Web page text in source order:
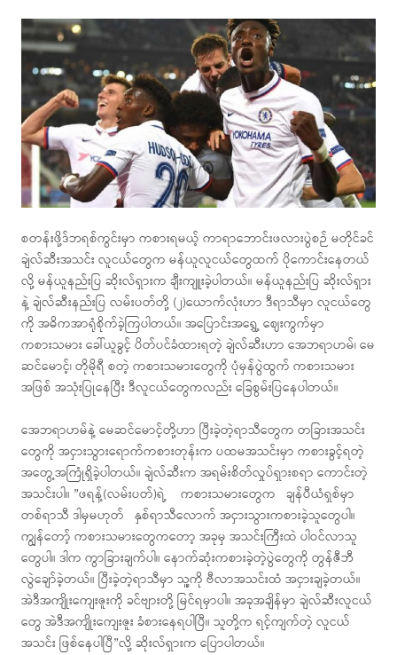
စတန်းဖို့ဒ်ဘရစ်ကွင်းမှာ ကစားရမယ့် ကာရာဘောင်းဖလားပွဲစဉ် မတိုင်ခင်
ချဲလ်ဆီးအသင်း လူငယ်တွေက မန်ယူလူငယ်တွေထက် ပိုကောင်းနေတယ်
လို့ မန်ယူနည်းပြ ဆိုးလ်ရှားက ချီးကျူးခဲ့ပါတယ်။ မန်ယူနည်းပြ ဆိုးလ်ရှား
နဲ့ ချဲလ်ဆီးနည်းပြ လမ်းပတ်တို့ (၂)ယောက်လုံးဟာ ဒီရာသီမှာ လူငယ်တွေ
ကို အဓိကအာရုံစိုက်ခဲ့ကြပါတယ်။ အပြောင်းအရွှေ့ ဈေးကွက်မှာ
ကစားသမား ခေါ်ယူခွင့် ပိတ်ပင်ခံထားရတဲ့ ချဲလ်ဆီးဟာ အေဘရာဟမ်၊ မေ
ဆင်မောင့်၊ တိုမိုရီ စတဲ့ ကစားသမားတွေကို ပုံမှန်ပွဲထွက် ကစားသမား
အဖြစ် အသုံးပြုနေပြီး ဒီလူငယ်တွေကလည်း ခြေစွမ်းပြနေပါတယ်။
အေဘရာဟမ်နဲ့ မေဆင်မောင့်တို့ဟာ ပြီးခဲ့တဲ့ရာသီတွေက တခြားအသင်း
တွေကို အငှားသွားရောက်ကစားတုန်းက ပထမအသင်းမှာ ကစားခွင့်ရတဲ့
အတွေ့အကြုံရှိခဲ့ပါတယ်။ ချဲလ်ဆီးက အရမ်းစိတ်လှုပ်ရှားစရာ ကောင်းတဲ့
အသင်းပါ။ ”ဖရန့်(လမ်းပတ်)ရဲ့ ကစားသမားတွေက ချန်ပီယံရှစ်မှာ
တစ်ရာသီ ဒါမှမဟုတ် နှစ်ရာသီလောက် အငှားသွားကစားခဲ့သူတွေပါ။
ကျွန်တော့် ကစားသမားတွေကတော့ အခုမှ အသင်းကြီးထဲ ပါဝင်လာသူ
တွေပါ။ ဒါက ကွာခြားချက်ပါ။ နောက်ဆုံးကစားခဲ့တဲ့ပွဲတွေကို တွန်ဇီဘီ
လွဲချော်ခဲ့တယ်။ ပြီးခဲ့တဲ့ရာသီမှာ သူ့ကို ဗီလာအသင်းထံ အငှားချခဲ့တယ်။
အဲဒီအကျိုးကျေးဇူးကို ခင်ဗျားတို့ မြင်ရမှာပါ။ အခုအချိန်မှာ ချဲလ်ဆီးလူငယ်
တွေ အဲဒီအကျိုးကျေးဇူး ခံစားနေရပါပြီ။ သူတို့က ရင့်ကျက်တဲ့ လူငယ်
အသင်း ဖြစ်နေပါပြီ”လို့ ဆိုးလ်ရှားက ပြောပါတယ်။